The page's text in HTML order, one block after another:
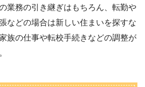
業務の引き継ぎはもちろん、転勤や
などの場合は新しい住まいを探すな
族の仕事や転校手続きなどの調整が